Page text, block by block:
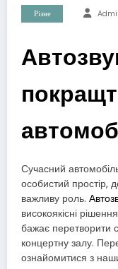
Різне
Сучасний
особистий простір,
важливу роль.
високоякісні
бажає перетворити
концертну залу.
ознайомитися з